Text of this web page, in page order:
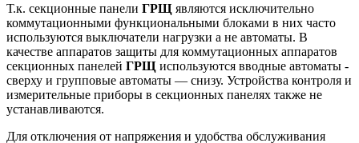
Т.к. секционные панели ГРЩ являются исключительно
коммутационными функциональными блоками в них часто
используются выключатели нагрузки а не автоматы. В
качестве аппаратов защиты для коммутационных аппаратов
секционных панелей ГРЩ используются вводные автоматы -
сверху и групповые автоматы — снизу. Устройства контроля и
измерительные приборы в секционных панелях также не
устанавливаются.
Для отключения от напряжения и удобства обслуживания